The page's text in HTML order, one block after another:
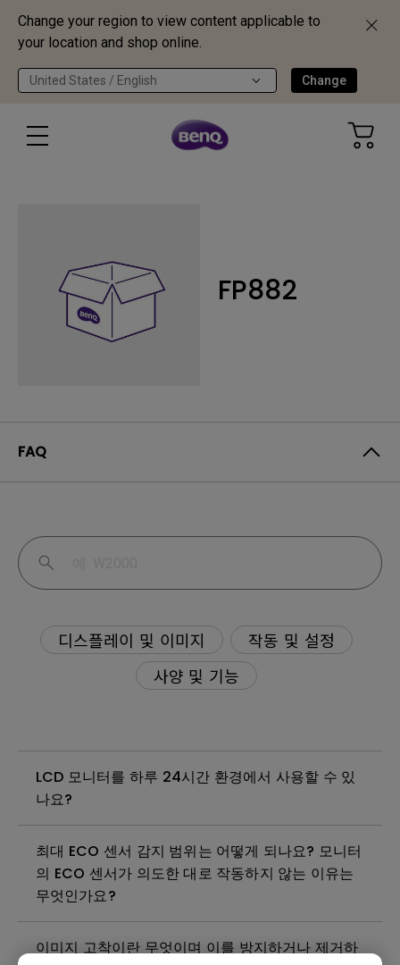
Change your region to view content applicable to
your location and shop online.
United States / English Change
FP882
FAQ
디스플레이 및 이미지
작동 및 설정
사양 및 기능
LCD 모니터를 하루 24시간 환경에서 사용할 수 있
나요?
최대 ECO 센서 감지 범위는 어떻게 되나요? 모니터
의 ECO 센서가 의도한 대로 작동하지 않는 이유는
무엇인가요?
이미지 고착이란 무엇이며 이를 방지하거나 제거하